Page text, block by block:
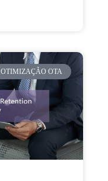
OTIMIZAÇÃO OTA